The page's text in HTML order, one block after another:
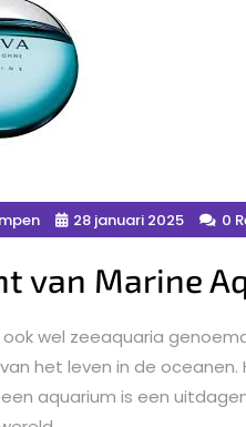
28 januari 2025 0
van Marine
ook wel zeeaquaria
het leven in de
aquarium is een